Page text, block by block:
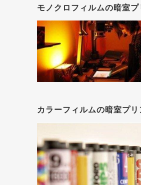
モノクロフィルムの暗室
カラーフィルムの暗室プ